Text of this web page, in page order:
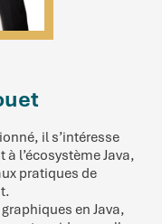
il s’intéresse
l’écosystème Java,
pratiques de
en Java,